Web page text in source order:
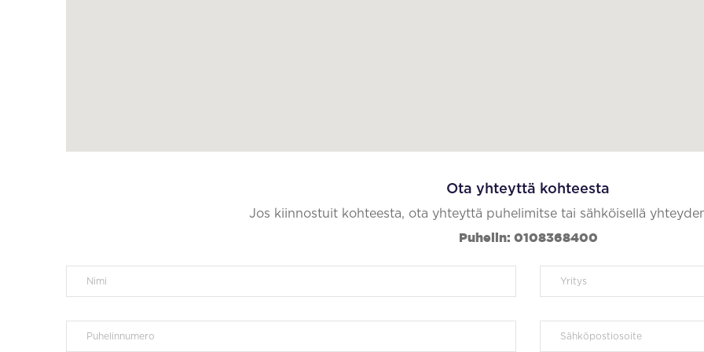
Ota yhteyttä kohteesta
Jos kiinnostuit kohteesta, ota yhteyttä puhelimitse tai sähköisellä
Puhelin: 0108368400